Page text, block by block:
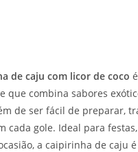
de caju com licor de coco
que combina sabores
de ser fácil de preparar,
cada gole. Ideal para
a caipirinha de caju